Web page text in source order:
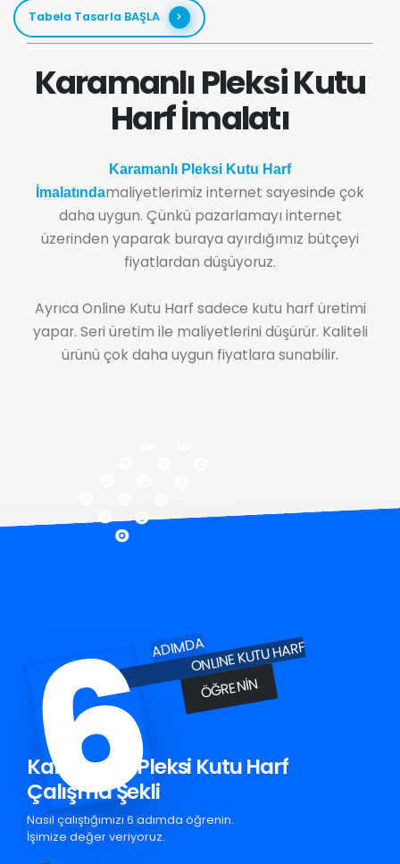
Tabela Tasarla BAŞLA
Karamanlı Pleksi Kutu
Harf İmalatı
Karamanlı Pleksi Kutu Harf
İmalatındamaliyetlerimiz internet sayesinde çok
daha uygun. Çünkü pazarlamayı internet
üzerinden yaparak buraya ayırdığımız bütçeyi
fiyatlardan düşüyoruz.
Ayrıca Online Kutu Harf sadece kutu harf üretimi
yapar. Seri üretim ile maliyetlerini düşürür. Kaliteli
ürünü çok daha uygun fiyatlara sunabilir.
6ADIMDAONLINE KUTU HARF
ÖĞRENIN
Karamanlı Pleksi Kutu Harf
Çalışma Şekli
Nasıl çalıştığımızı 6 adımda öğrenin.
İşimize değer veriyoruz.